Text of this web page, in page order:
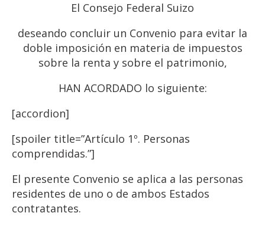
El Consejo Federal Suizo
deseando concluir un Convenio para evitar la
doble imposición en materia de impuestos
sobre la renta y sobre el patrimonio,
HAN ACORDADO lo siguiente:
[accordion]
[spoiler title=”Artículo 1º. Personas
comprendidas.”]
El presente Convenio se aplica a las personas
residentes de uno o de ambos Estados
contratantes.